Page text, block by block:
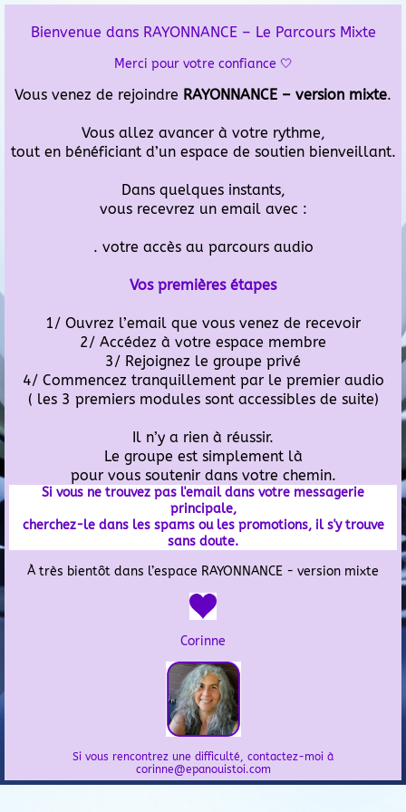
Bienvenue dans RAYONNANCE – Le Parcours Mixte
Merci pour votre confiance 🤍
Vous venez de rejoindre RAYONNANCE – version mixte.
Vous allez avancer à votre rythme,
tout en bénéficiant d’un espace de soutien bienveillant.
Dans quelques instants,
vous recevrez un email avec :
. votre accès au parcours audio
Vos premières étapes
1/ Ouvrez l’email que vous venez de recevoir
2/ Accédez à votre espace membre
3/ Rejoignez le groupe privé
4/ Commencez tranquillement par le premier audio
( les 3 premiers modules sont accessibles de suite)
Il n’y a rien à réussir.
Le groupe est simplement là
pour vous soutenir dans votre chemin.
Si vous ne trouvez pas l'email dans votre messagerie
principale,
cherchez-le dans les spams ou les promotions, il s'y trouve
sans doute.
À très bientôt dans l’espace RAYONNANCE - version mixte
Corinne
Si vous rencontrez une difficulté, contactez-moi à
corinne@epanouistoi.com